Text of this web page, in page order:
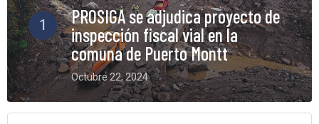
1
PROSIGA se adjudica proyecto de
inspección fiscal vial en la
comuna de Puerto Montt
Octubre 22, 2024
6 Comments